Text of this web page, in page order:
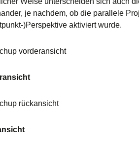
je nachdem, ob die parallele
)Perspektive aktiviert wurde.